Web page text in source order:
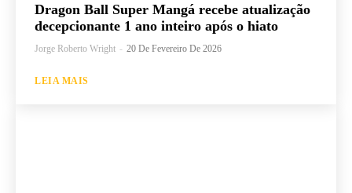
Dragon Ball Super Mangá recebe atualização
decepcionante 1 ano inteiro após o hiato
Jorge Roberto Wright - 20 De Fevereiro De 2026
LEIA MAIS